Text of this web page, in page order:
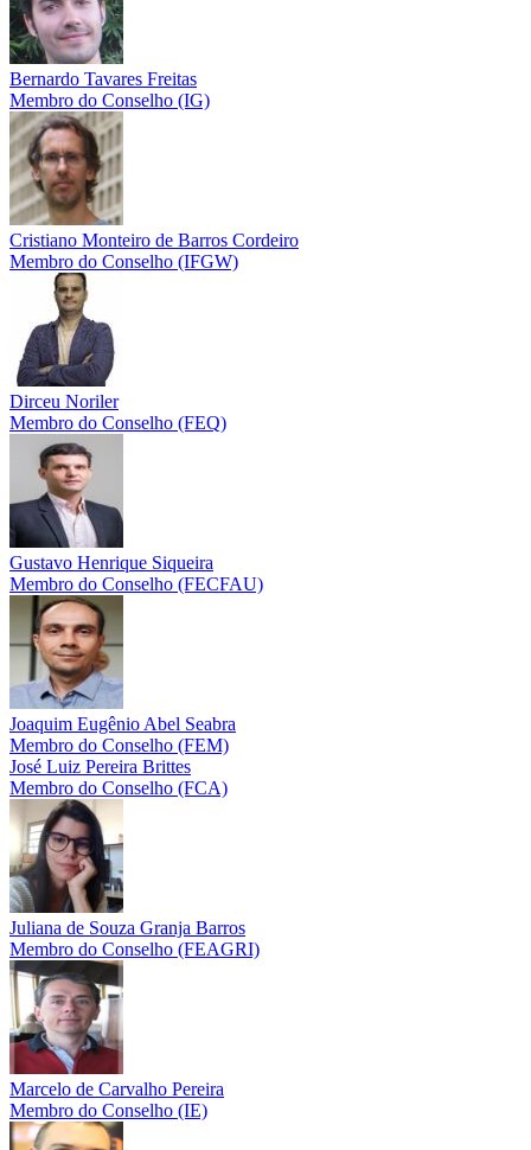
Bernardo Tavares Freitas
Membro do Conselho (IG)
Cristiano Monteiro de Barros Cordeiro
Membro do Conselho (IFGW)
Dirceu Noriler
Membro do Conselho (FEQ)
Gustavo Henrique Siqueira
Membro do Conselho (FECFAU)
Joaquim Eugênio Abel Seabra
Membro do Conselho (FEM)
José Luiz Pereira Brittes
Membro do Conselho (FCA)
Juliana de Souza Granja Barros
Membro do Conselho (FEAGRI)
Marcelo de Carvalho Pereira
Membro do Conselho (IE)